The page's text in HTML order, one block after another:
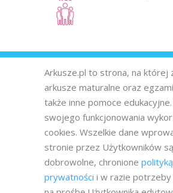
Arkusze.pl to strona, na której
arkusze maturalne oraz
także inne pomoce
swojego funkcjonowania
cookies. Wszelkie dane
stronie przez Użytkowników są
dobrowolne, chronione polityką
prywatności i w razie potrzeby